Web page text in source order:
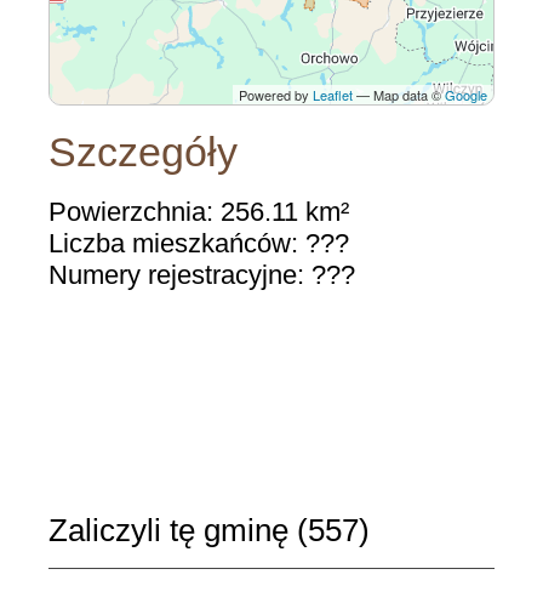
Powered by Leaflet— Map data ©Google
Szczegóły
Powierzchnia: 256.11 km²
Liczba mieszkańców: ???
Numery rejestracyjne: ???
Zaliczyli tę gminę (557)